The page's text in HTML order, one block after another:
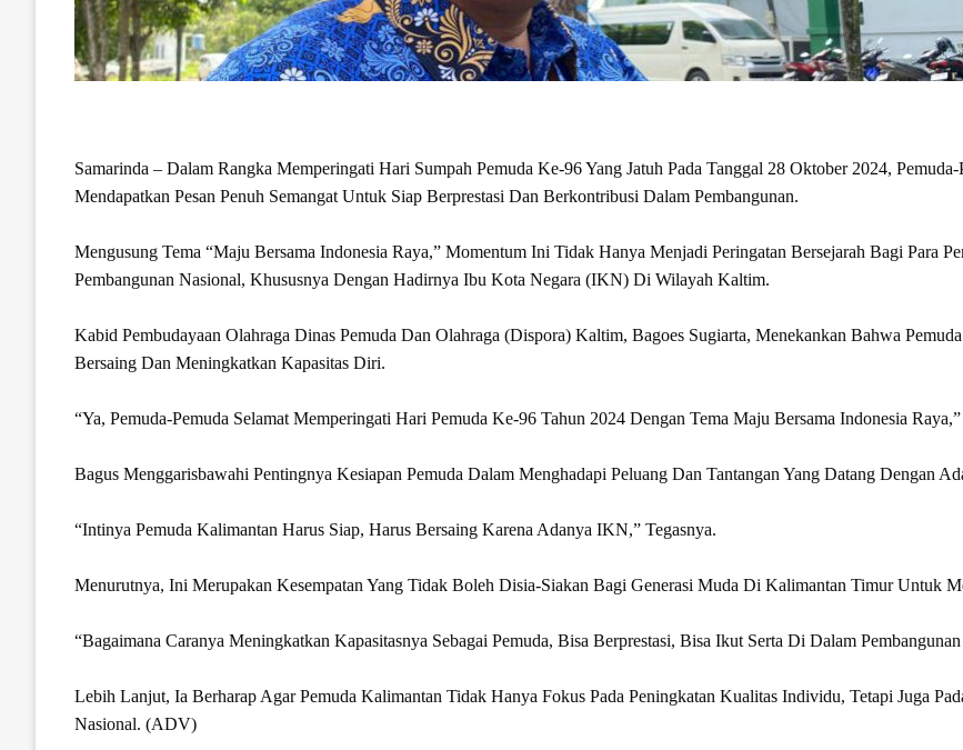
Samarinda – Dalam Rangka Memperingati Hari Sumpah Pemuda Ke-96 Yang Jatuh Pada Tanggal 28 Oktober 2024,
Mendapatkan Pesan Penuh Semangat Untuk Siap Berprestasi Dan Berkontribusi Dalam Pembangunan.
Mengusung Tema “Maju Bersama Indonesia Raya,” Momentum Ini Tidak Hanya Menjadi Peringatan Bersejarah Bagi Para
Pembangunan Nasional, Khususnya Dengan Hadirnya Ibu Kota Negara (IKN) Di Wilayah Kaltim.
Kabid Pembudayaan Olahraga Dinas Pemuda Dan Olahraga (Dispora) Kaltim, Bagoes Sugiarta, Menekankan Bahwa
Bersaing Dan Meningkatkan Kapasitas Diri.
“Ya, Pemuda-Pemuda Selamat Memperingati Hari Pemuda Ke-96 Tahun 2024 Dengan Tema Maju Bersama Indonesia
Bagus Menggarisbawahi Pentingnya Kesiapan Pemuda Dalam Menghadapi Peluang Dan Tantangan Yang Datang Dengan
“Intinya Pemuda Kalimantan Harus Siap, Harus Bersaing Karena Adanya IKN,” Tegasnya.
Menurutnya, Ini Merupakan Kesempatan Yang Tidak Boleh Disia-Siakan Bagi Generasi Muda Di Kalimantan Timur Untuk
“Bagaimana Caranya Meningkatkan Kapasitasnya Sebagai Pemuda, Bisa Berprestasi, Bisa Ikut Serta Di Dalam
Lebih Lanjut, Ia Berharap Agar Pemuda Kalimantan Tidak Hanya Fokus Pada Peningkatan Kualitas Individu, Tetapi Juga
Nasional. (ADV)